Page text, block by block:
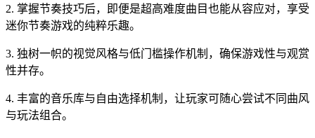
2. 掌握节奏技巧后，即便是超高难度曲目也能从容应对，享受
迷你节奏游戏的纯粹乐趣。
3. 独树一帜的视觉风格与低门槛操作机制，确保游戏性与观赏
性并存。
4. 丰富的音乐库与自由选择机制，让玩家可随心尝试不同曲风
与玩法组合。